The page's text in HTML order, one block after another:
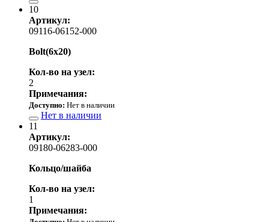
10
Артикул:
09116-06152-000
Bolt(6x20)
Кол-во на узел:
2
Примечания:
Доступно: Нет в наличии
Нет в наличии
11
Артикул:
09180-06283-000
Кольцо/шайба
Кол-во на узел:
1
Примечания: